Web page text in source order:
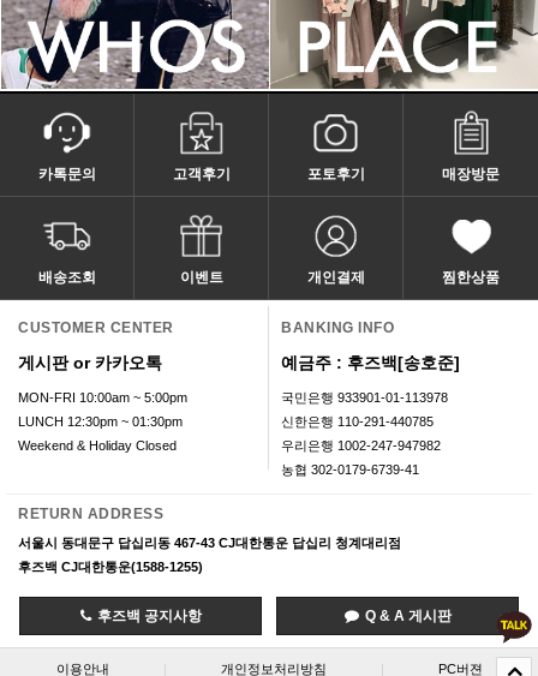
카톡문의 고객후기 포토후기 매장방문
배송조회 이벤트 개인결제 찜한상품
CUSTOMER CENTER
게시판 or 카카오톡
MON-FRI 10:00am ~ 5:00pm
LUNCH 12:30pm ~ 01:30pm
Weekend & Holiday Closed
BANKING INFO
예금주 : 후즈백[송호준]
국민은행 933901-01-113978
신한은행 110-291-440785
우리은행 1002-247-947982
농협 302-0179-6739-41
RETURN ADDRESS
서울시 동대문구 답십리동 467-43 CJ대한통운 답십리 청계대리점
후즈백 CJ대한통운(1588-1255)
후즈백 공지사항 Q & A 게시판
이용안내 | 개인정보처리방침 | PC버젼